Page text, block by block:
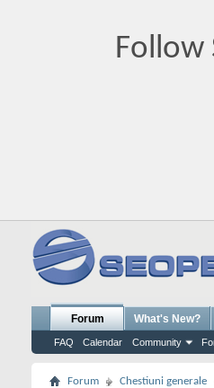
Follow
Forum
FAQ Calendar Community
What's New?
Forum Chestiuni generale